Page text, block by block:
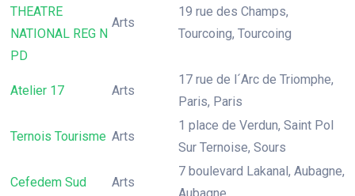
THEATRE
NATIONAL REG N
PD
Arts
19 rue des Champs,
Tourcoing, Tourcoing
Atelier 17 Arts
17 rue de l´Arc de Triomphe,
Paris, Paris
Ternois Tourisme Arts
1 place de Verdun, Saint Pol
Sur Ternoise, Sours
Cefedem Sud Arts
7 boulevard Lakanal, Aubagne,